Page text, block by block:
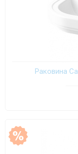
Раковина